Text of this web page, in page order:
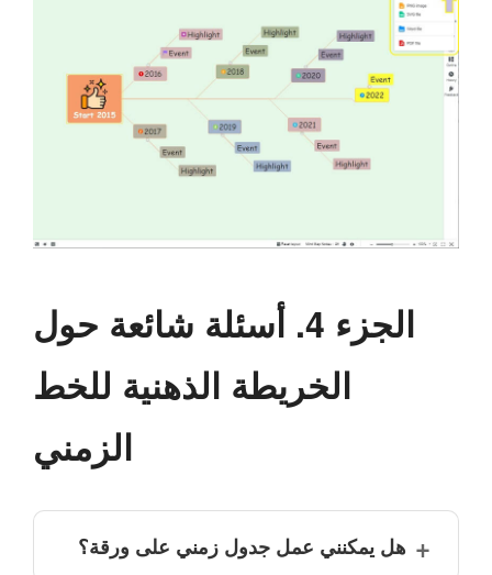
الجزء 4. أسئلة شائعة حول
الخريطة الذهنية للخط
الزمني
هل يمكنني عمل جدول زمني على ورقة؟